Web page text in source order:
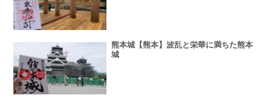
熊本城【熊本】波乱と栄華に満ちた熊本
城